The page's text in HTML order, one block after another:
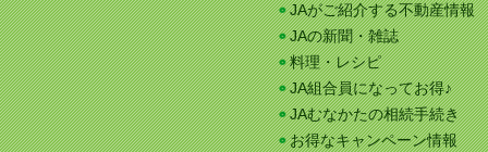
JAがご紹介する不動産情報
JAの新聞・雑誌
料理・レシピ
JA組合員になってお得♪
JAむなかたの相続手続き
お得なキャンペーン情報